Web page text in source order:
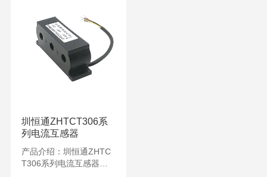
圳恒通ZHTCT306系
列电流互感器
产品介绍：圳恒通ZHTC
T306系列电流互感器，